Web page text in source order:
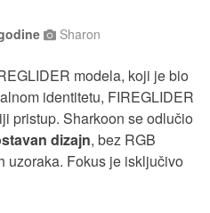
Sharon
modela, koji je bio
identitetu, FIREGLIDER
pristup. Sharkoon se odlučio
dizajn, bez RGB
uzoraka. Fokus je isključivo